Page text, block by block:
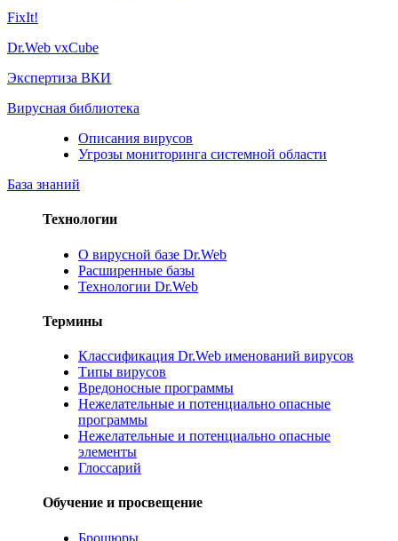
FixIt!
Dr.Web vxCube
Экспертиза ВКИ
Вирусная библиотека
Описания вирусов
Угрозы мониторинга системной области
База знаний
Технологии
О вирусной базе Dr.Web
Расширенные базы
Технологии Dr.Web
Термины
Классификация Dr.Web именований вирусов
Типы вирусов
Вредоносные программы
Нежелательные и потенциально опасные
программы
Нежелательные и потенциально опасные
элементы
Глоссарий
Обучение и просвещение
Брошюры